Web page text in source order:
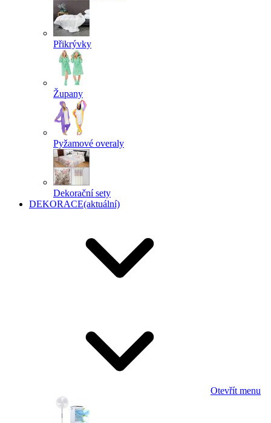
Přikrývky
Župany
Pyžamové overaly
Dekorační sety
DEKORACE(aktuální)
Otevřít menu